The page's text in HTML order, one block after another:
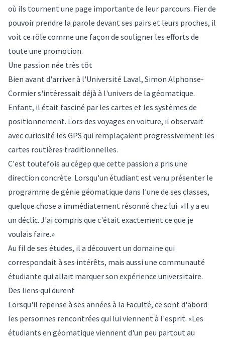
où ils tournent une page importante de leur parcours. Fier de
pouvoir prendre la parole devant ses pairs et leurs proches, il
voit ce rôle comme une façon de souligner les efforts de
toute une promotion.
Une passion née très tôt
Bien avant d'arriver à l'Université Laval, Simon Alphonse-
Cormier s'intéressait déjà à l'univers de la géomatique.
Enfant, il était fasciné par les cartes et les systèmes de
positionnement. Lors des voyages en voiture, il observait
avec curiosité les GPS qui remplaçaient progressivement les
cartes routières traditionnelles.
C'est toutefois au cégep que cette passion a pris une
direction concrète. Lorsqu'un étudiant est venu présenter le
programme de génie géomatique dans l'une de ses classes,
quelque chose a immédiatement résonné chez lui. «Il y a eu
un déclic. J'ai compris que c'était exactement ce que je
voulais faire.»
Au fil de ses études, il a découvert un domaine qui
correspondait à ses intérêts, mais aussi une communauté
étudiante qui allait marquer son expérience universitaire.
Des liens qui durent
Lorsqu'il repense à ses années à la Faculté, ce sont d'abord
les personnes rencontrées qui lui viennent à l'esprit. «Les
étudiants en géomatique viennent d'un peu partout au